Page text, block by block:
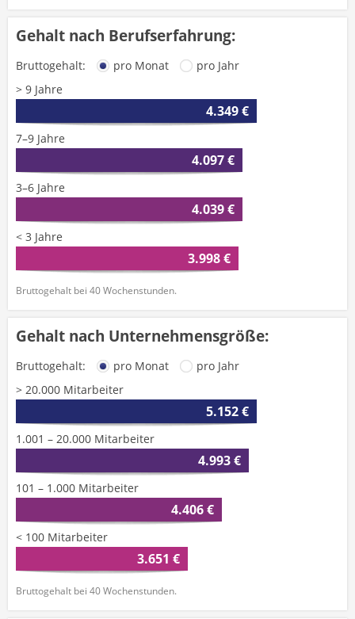
Gehalt nach Berufserfahrung:
Bruttogehalt: pro Monat
pro Jahr
> 9 Jahre
4.349 €
7–9 Jahre
4.097 €
3–6 Jahre
4.039 €
< 3 Jahre
3.998 €
Bruttogehalt bei 40 Wochenstunden.
Gehalt nach Unternehmensgröße:
Bruttogehalt: pro Monat
pro Jahr
> 20.000 Mitarbeiter
5.152 €
1.001 – 20.000 Mitarbeiter
4.993 €
101 – 1.000 Mitarbeiter
4.406 €
< 100 Mitarbeiter
3.651 €
Bruttogehalt bei 40 Wochenstunden.